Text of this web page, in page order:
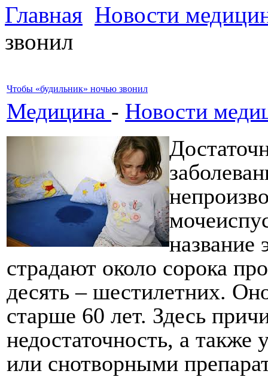
Главная Новости
звонил
Чтобы «будильник» ночью звонил
Медицина - Новости
название
страдают около сорока
десять – шестилетних.
старше 60 лет. Здесь
недостаточность, а также
или снотворными